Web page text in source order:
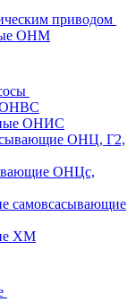
приводом
ОНМ
ОНВС
ОНИС
ОНЦ, Г2,
ОНЦс,
самовсасывающие
ХМ